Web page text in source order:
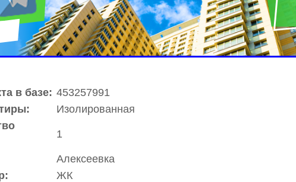
в базе: 453257991
Изолированная
1
Алексеевка
ЖК